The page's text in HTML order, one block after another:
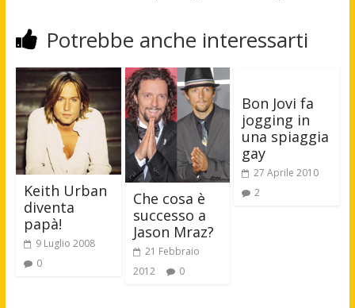
Potrebbe anche interessarti
Keith Urban
diventa
papà!
9 Luglio 2008
0
Che cosa è
successo a
Jason Mraz?
21 Febbraio
2012
0
Bon Jovi fa
jogging in
una spiaggia
gay
27 Aprile 2010
2